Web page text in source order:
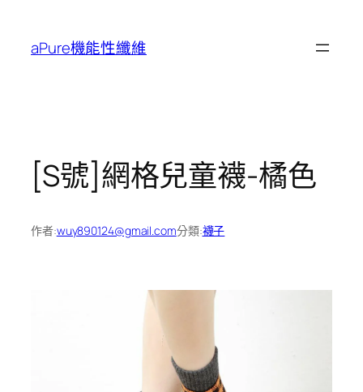
aPure機能性纖維
[S號]網格兒童襪-橘色
作者:wuy890124@gmail.com分類:襪子